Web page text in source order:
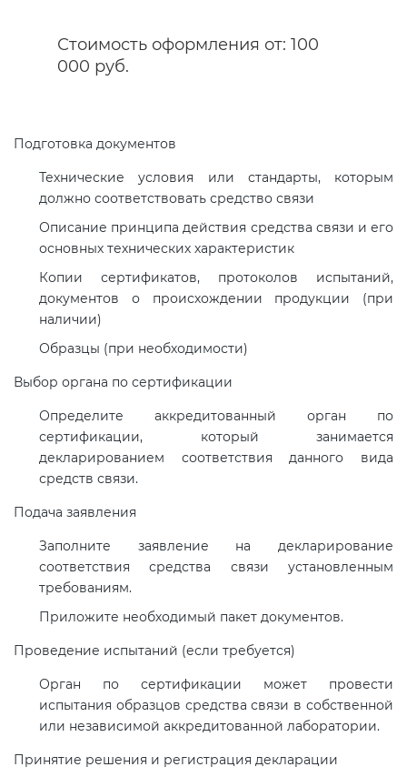
Стоимость оформления от: 100
000 руб.
Подготовка документов
Технические условия или стандарты, которым
должно соответствовать средство связи
Описание принципа действия средства связи и его
основных технических характеристик
Копии сертификатов, протоколов испытаний,
документов о происхождении продукции (при
наличии)
Образцы (при необходимости)
Выбор органа по сертификации
Определите аккредитованный орган по
сертификации, который занимается
декларированием соответствия данного вида
средств связи.
Подача заявления
Заполните заявление на декларирование
соответствия средства связи установленным
требованиям.
Приложите необходимый пакет документов.
Проведение испытаний (если требуется)
Орган по сертификации может провести
испытания образцов средства связи в собственной
или независимой аккредитованной лаборатории.
Принятие решения и регистрация декларации
Сертификация спортивных
товаров
Сертификация ресурсов
Остальное
БАДы
Декларация ТР ТС
Декларирование оборудования
по схеме 5Д (ТР ТС 010)
Декларирование пищевой
продукции (ТР ТС 021)
Декларирование алкогольной
продукции (ТР ЕАЭС 047)
электромагнитной
совместимости (ТР ТС 020)
(ТР ТС 007)
Сертификация товаров легкой
промышленности (ТР ТС 017)
Сертификация промышленного
Сертификация средств
019)